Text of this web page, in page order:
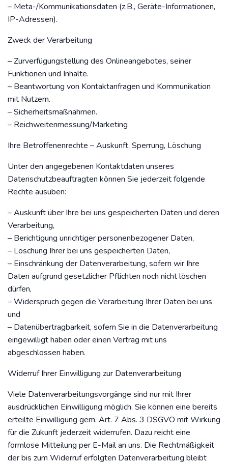
– Meta-/Kommunikationsdaten (z.B., Geräte-Informationen,
IP-Adressen).
Zweck der Verarbeitung
– Zurverfügungstellung des Onlineangebotes, seiner
Funktionen und Inhalte.
– Beantwortung von Kontaktanfragen und Kommunikation
mit Nutzern.
– Sicherheitsmaßnahmen.
– Reichweitenmessung/Marketing
Ihre Betroffenenrechte – Auskunft, Sperrung, Löschung
Unter den angegebenen Kontaktdaten unseres
Datenschutzbeauftragten können Sie jederzeit folgende
Rechte ausüben:
– Auskunft über Ihre bei uns gespeicherten Daten und deren
Verarbeitung,
– Berichtigung unrichtiger personenbezogener Daten,
– Löschung Ihrer bei uns gespeicherten Daten,
– Einschränkung der Datenverarbeitung, sofern wir Ihre
Daten aufgrund gesetzlicher Pflichten noch nicht löschen
dürfen,
– Widerspruch gegen die Verarbeitung Ihrer Daten bei uns
und
– Datenübertragbarkeit, sofern Sie in die Datenverarbeitung
eingewilligt haben oder einen Vertrag mit uns
abgeschlossen haben.
Widerruf Ihrer Einwilligung zur Datenverarbeitung
Viele Datenverarbeitungsvorgänge sind nur mit Ihrer
ausdrücklichen Einwilligung möglich. Sie können eine bereits
erteilte Einwilligung gem. Art. 7 Abs. 3 DSGVO mit Wirkung
für die Zukunft jederzeit widerrufen. Dazu reicht eine
formlose Mitteilung per E-Mail an uns. Die Rechtmäßigkeit
der bis zum Widerruf erfolgten Datenverarbeitung bleibt